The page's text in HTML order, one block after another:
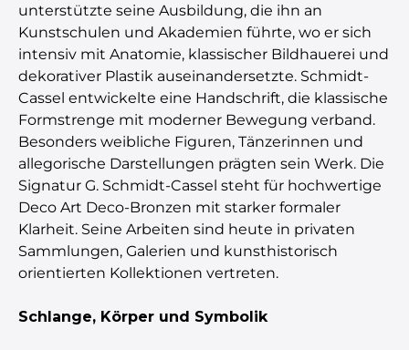
unterstützte seine Ausbildung, die ihn an
Kunstschulen und Akademien führte, wo er sich
intensiv mit Anatomie, klassischer Bildhauerei und
dekorativer Plastik auseinandersetzte. Schmidt-
Cassel entwickelte eine Handschrift, die klassische
Formstrenge mit moderner Bewegung verband.
Besonders weibliche Figuren, Tänzerinnen und
allegorische Darstellungen prägten sein Werk. Die
Signatur G. Schmidt-Cassel steht für hochwertige
Deco Art Deco-Bronzen mit starker formaler
Klarheit. Seine Arbeiten sind heute in privaten
Sammlungen, Galerien und kunsthistorisch
orientierten Kollektionen vertreten.
Schlange, Körper und Symbolik